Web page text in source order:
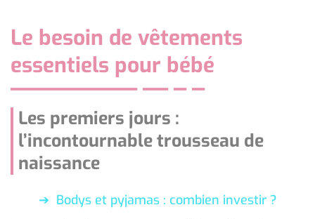
Le besoin de vêtements
essentiels pour bébé
Les premiers jours :
l’incontournable trousseau de
naissance
Bodys et pyjamas : combien investir ?